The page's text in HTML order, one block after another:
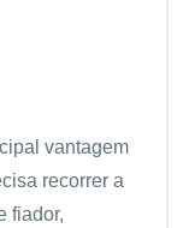
vantagem
recorrer a
fiador,